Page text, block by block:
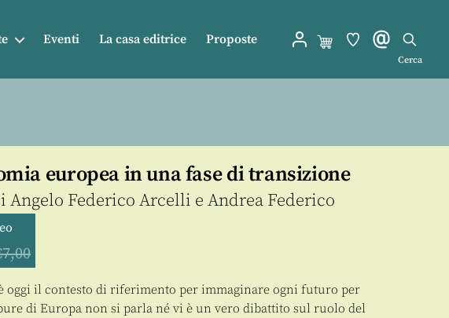
Eventi La casa editrice Proposte
Cerca
europea in una fase di transizione
Angelo Federico Arcelli e Andrea Federico
7,00
è oggi il contesto di riferimento per immaginare ogni futuro per
di Europa non si parla né vi è un vero dibattito sul ruolo del